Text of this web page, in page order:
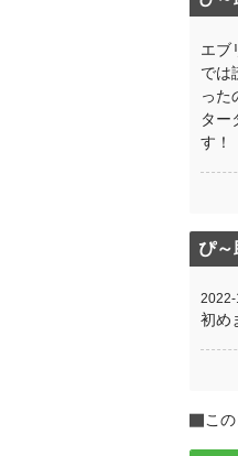
エブ
では
った
ター
す！
ぴ
2022-
初め
こ